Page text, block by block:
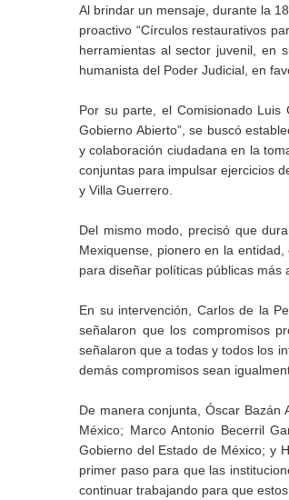
Al brindar un mensaje, durante la
proactivo “Círculos restaurativos
herramientas al sector juvenil, en
humanista del Poder Judicial, en
Por su parte, el Comisionado Luis
Gobierno Abierto”, se buscó
y colaboración ciudadana en la
conjuntas para impulsar ejercicios
y Villa Guerrero.
Del mismo modo, precisó que
Mexiquense, pionero en la
para diseñar políticas públicas más
En su intervención, Carlos de la
señalaron que los compromisos
señalaron que a todas y todos los
demás compromisos sean
De manera conjunta, Óscar Bazán
México; Marco Antonio Becerril
Gobierno del Estado de México; y
primer paso para que las
continuar trabajando para que